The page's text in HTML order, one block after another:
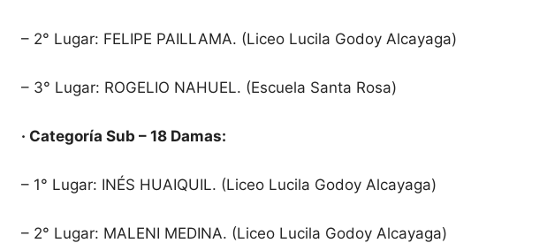
– 2° Lugar: FELIPE PAILLAMA. (Liceo Lucila Godoy Alcayaga)
– 3° Lugar: ROGELIO NAHUEL. (Escuela Santa Rosa)
· Categoría Sub – 18 Damas:
– 1° Lugar: INÉS HUAIQUIL. (Liceo Lucila Godoy Alcayaga)
– 2° Lugar: MALENI MEDINA. (Liceo Lucila Godoy Alcayaga)